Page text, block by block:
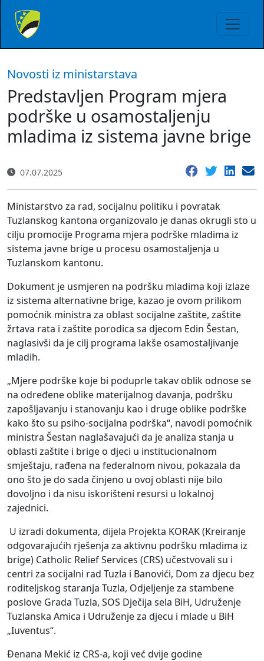
Novosti iz ministarstava
Predstavljen Program mjera
podrške u osamostaljenju
mladima iz sistema javne brige
07.07.2025
Ministarstvo za rad, socijalnu politiku i povratak
Tuzlanskog kantona organizovalo je danas okrugli sto u
cilju promocije Programa mjera podrške mladima iz
sistema javne brige u procesu osamostaljenja u
Tuzlanskom kantonu.
Dokument je usmjeren na podršku mladima koji izlaze
iz sistema alternativne brige, kazao je ovom prilikom
pomoćnik ministra za oblast socijalne zaštite, zaštite
žrtava rata i zaštite porodica sa djecom Edin Šestan,
naglasivši da je cilj programa lakše osamostaljivanje
mladih.
„Mjere podrške koje bi poduprle takav oblik odnose se
na određene oblike materijalnog davanja, podršku
zapošljavanju i stanovanju kao i druge oblike podrške
kako što su psiho-socijalna podrška“, navodi pomoćnik
ministra Šestan naglašavajući da je analiza stanja u
oblasti zaštite i brige o djeci u institucionalnom
smještaju, rađena na federalnom nivou, pokazala da
ono što je do sada činjeno u ovoj oblasti nije bilo
dovoljno i da nisu iskorišteni resursi u lokalnoj
zajednici.
U izradi dokumenta, dijela Projekta KORAK (Kreiranje
odgovarajućih rješenja za aktivnu podršku mladima iz
brige) Catholic Relief Services (CRS) učestvovali su i
centri za socijalni rad Tuzla i Banovići, Dom za djecu bez
roditeljskog staranja Tuzla, Odjeljenje za stambene
poslove Grada Tuzla, SOS Dječija sela BiH, Udruženje
Tuzlanska Amica i Udruženje za djecu i mlade u BiH
„Iuventus“.
Đenana Mekić iz CRS-a, koji već dvije godine